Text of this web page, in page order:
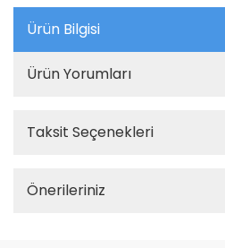
Ürün Bilgisi
Ürün Yorumları
Taksit Seçenekleri
Önerileriniz